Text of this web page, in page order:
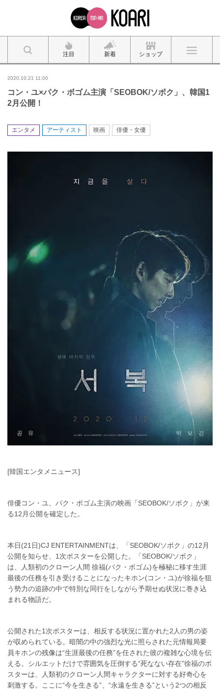
注目 新着 ショップ
2020.10.21 11:00
コン・ユ×パク・ボゴム主演「SEOBOK/ソボク」、韓国1
2月公開！
エンタメ アーティスト 映画 俳優・女優
[韓国エンタメニュース]
俳優コン・ユ、パク・ボゴム主演の映画「SEOBOK/ソボク」が来
る12月公開を確定した。
本日(21日)CJ ENTERTAINMENTは、「SEOBOK/ソボク」の12月
公開を知らせ、1次ポスターを公開した。「SEOBOK/ソボク」
は、人類初のクローン人間 徐福(パク・ボゴム)を極秘に移す生涯
最後の任務を引き受けることになったキホン(コン・ユ)が徐福を狙
う勢力の追跡の中で特別な同行をしながら予期せぬ状況に巻き込
まれる物語だ。
公開された1次ポスターは、相反する状況に置かれた2人の男の姿
が収められている。暗闇の中の強烈な光に照らされた元情報局要
員キホンの残像は“生涯最後の任務”を任された彼の複雑な心境を伝
える。シルエットだけで雰囲気を圧倒する“死なない存在”徐福のポ
スターは、人類初のクローン人間キャラクターに対する好奇心を
刺激する。ここに“今を生きる”、“永遠を生きる”という2つの相反